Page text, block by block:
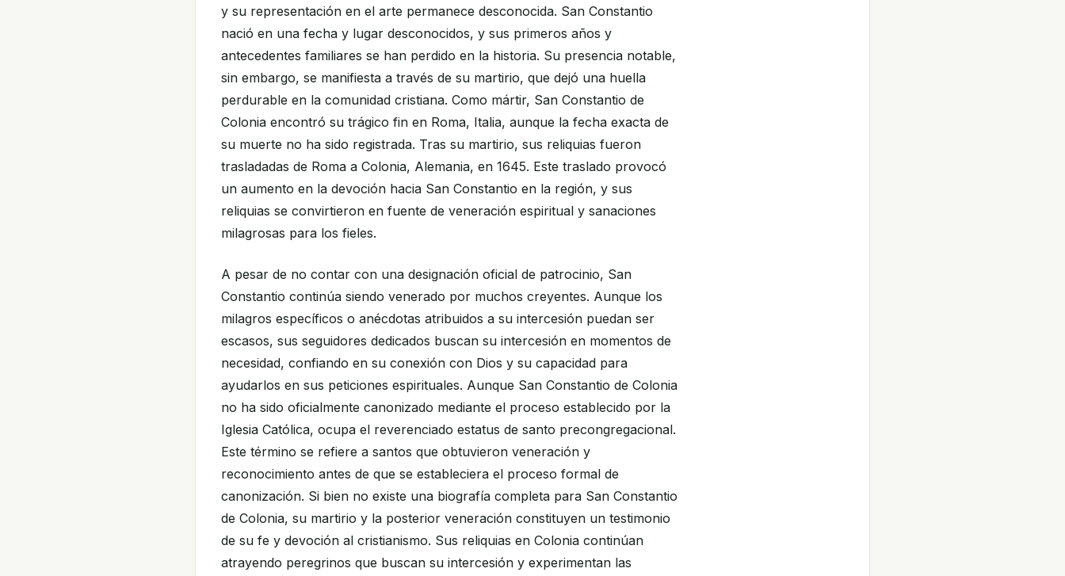
y su representación en el arte permanece desconocida. San Constantio
nació en una fecha y lugar desconocidos, y sus primeros años y
antecedentes familiares se han perdido en la historia. Su presencia notable,
sin embargo, se manifiesta a través de su martirio, que dejó una huella
perdurable en la comunidad cristiana. Como mártir, San Constantio de
Colonia encontró su trágico fin en Roma, Italia, aunque la fecha exacta de
su muerte no ha sido registrada. Tras su martirio, sus reliquias fueron
trasladadas de Roma a Colonia, Alemania, en 1645. Este traslado provocó
un aumento en la devoción hacia San Constantio en la región, y sus
reliquias se convirtieron en fuente de veneración espiritual y sanaciones
milagrosas para los fieles.
A pesar de no contar con una designación oficial de patrocinio, San
Constantio continúa siendo venerado por muchos creyentes. Aunque los
milagros específicos o anécdotas atribuidos a su intercesión puedan ser
escasos, sus seguidores dedicados buscan su intercesión en momentos de
necesidad, confiando en su conexión con Dios y su capacidad para
ayudarlos en sus peticiones espirituales. Aunque San Constantio de Colonia
no ha sido oficialmente canonizado mediante el proceso establecido por la
Iglesia Católica, ocupa el reverenciado estatus de santo precongregacional.
Este término se refiere a santos que obtuvieron veneración y
reconocimiento antes de que se estableciera el proceso formal de
canonización. Si bien no existe una biografía completa para San Constantio
de Colonia, su martirio y la posterior veneración constituyen un testimonio
de su fe y devoción al cristianismo. Sus reliquias en Colonia continúan
atrayendo peregrinos que buscan su intercesión y experimentan las